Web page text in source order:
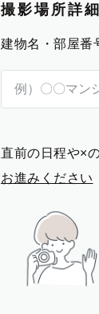
撮影場所詳細
建物名・部屋番
直前の日程や×
お進みください